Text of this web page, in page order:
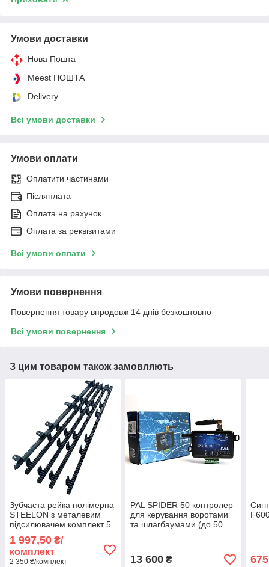
Умови доставки
Нова Пошта
Meest ПОШТА
Delivery
Всі умови доставки
Умови оплати
Оплатити частинами
Післяплата
Оплата на рахунок
Оплата за реквізитами
Всі умови оплати
Умови повернення
Повернення товару впродовж 14 днів безкоштовно
Всі умови повернення
З цим товаром також замовляють
Зубчаста рейка полімерна
STEELON з металевим
підсилювачем комплект 5
метрів для відкотних воріт
до 800 кг.
1 997,50 ₴/
комплект
2 350 ₴/комплект
PAL SPIDER 50 контролер
для керування воротами
та шлагбаумами (до 50
13 600₴ 675